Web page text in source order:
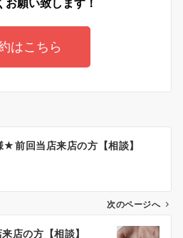
お願い致します！
はこちら
★前回当店来店の方【相談】
次のページへ
店の方【相談】